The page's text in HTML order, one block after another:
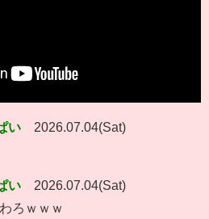
い
2026.07.04(Sat)
い
2026.07.04(Sat)
ろｗｗｗ